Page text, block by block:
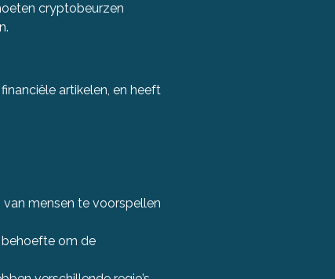
cryptobeurzen
artikelen, en heeft
mensen te voorspellen
behoefte om de